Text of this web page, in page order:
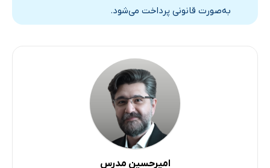
به‌صورت قانونی پرداخت می‌شود.
امیرحسین مدرس